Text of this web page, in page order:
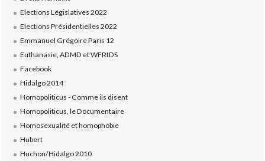
Elections Législatives 2022
Elections Présidentielles 2022
Emmanuel Grégoire Paris 12
Euthanasie, ADMD et WFRtDS
Facebook
Hidalgo 2014
Homopoliticus - Comme ils disent
Homopoliticus, le Documentaire
Homosexualité et homophobie
Hubert
Huchon/Hidalgo 2010